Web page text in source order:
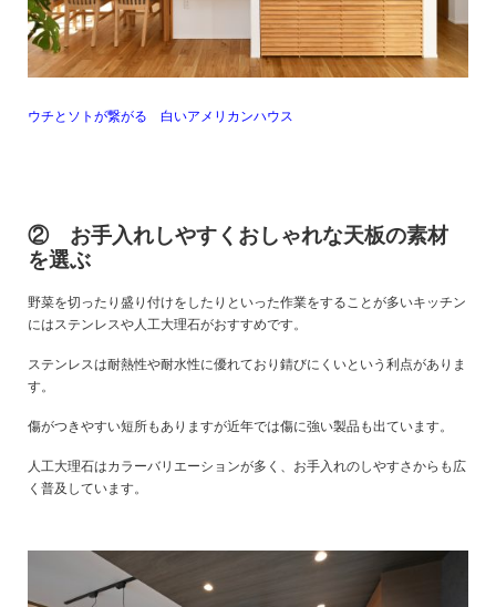
ウチとソトが繋がる 白いアメリカンハウス
② お手入れしやすくおしゃれな天板の素材
を選ぶ
野菜を切ったり盛り付けをしたりといった作業をすることが多いキッチン
にはステンレスや人工大理石がおすすめです。
ステンレスは耐熱性や耐水性に優れており錆びにくいという利点がありま
す。
傷がつきやすい短所もありますが近年では傷に強い製品も出ています。
人工大理石はカラーバリエーションが多く、お手入れのしやすさからも広
く普及しています。